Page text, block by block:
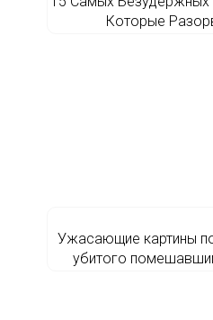
Которые
Ужасающие картины
убитого